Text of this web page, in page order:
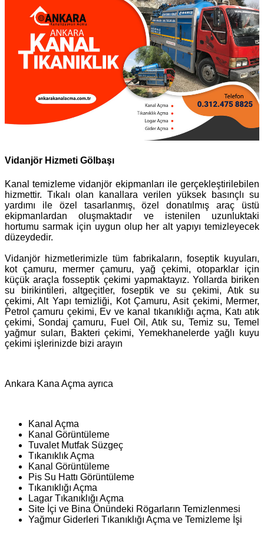
Vidanjör Hizmeti Gölbaşı
Kanal temizleme vidanjör ekipmanları ile gerçekleştirilebilen
hizmettir. Tıkalı olan kanallara verilen yüksek basınçlı su
yardımı ile özel tasarlanmış, özel donatılmış araç üstü
ekipmanlardan oluşmaktadır ve istenilen uzunluktaki
hortumu sarmak için uygun olup her alt yapıyı temizleyecek
düzeydedir.
Vidanjör hizmetlerimizle tüm fabrikaların, foseptik kuyuları,
kot çamuru, mermer çamuru, yağ çekimi, otoparklar için
küçük araçla fosseptik çekimi yapmaktayız. Yollarda biriken
su birikintileri, altgeçitler, foseptik ve su çekimi, Atık su
çekimi, Alt Yapı temizliği, Kot Çamuru, Asit çekimi, Mermer,
Petrol çamuru çekimi, Ev ve kanal tıkanıklığı açma, Katı atık
çekimi, Sondaj çamuru, Fuel Oil, Atık su, Temiz su, Temel
yağmur suları, Bakteri çekimi, Yemekhanelerde yağlı kuyu
çekimi işlerinizde bizi arayın
Ankara Kana Açma ayrıca
Kanal Açma
Kanal Görüntüleme
Tuvalet Mutfak Süzgeç
Tıkanıklık Açma
Kanal Görüntüleme
Pis Su Hattı Görüntüleme
Tıkanıklığı Açma
Lagar Tıkanıklığı Açma
Site İçi ve Bina Önündeki Rögarların Temizlenmesi
Yağmur Giderleri Tıkanıklığı Açma ve Temizleme İşi